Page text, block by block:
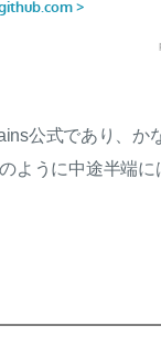
公式であり、か
ように中途半端に